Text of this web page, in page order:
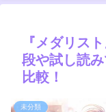
『メダリス
段や試し読
比較！
未分類